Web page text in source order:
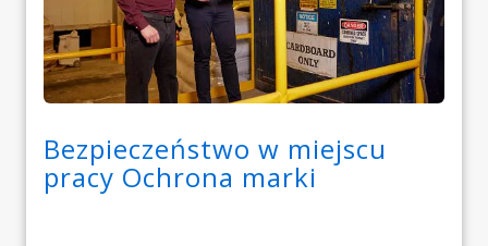
Bezpieczeństwo w miejscu
pracy Ochrona marki